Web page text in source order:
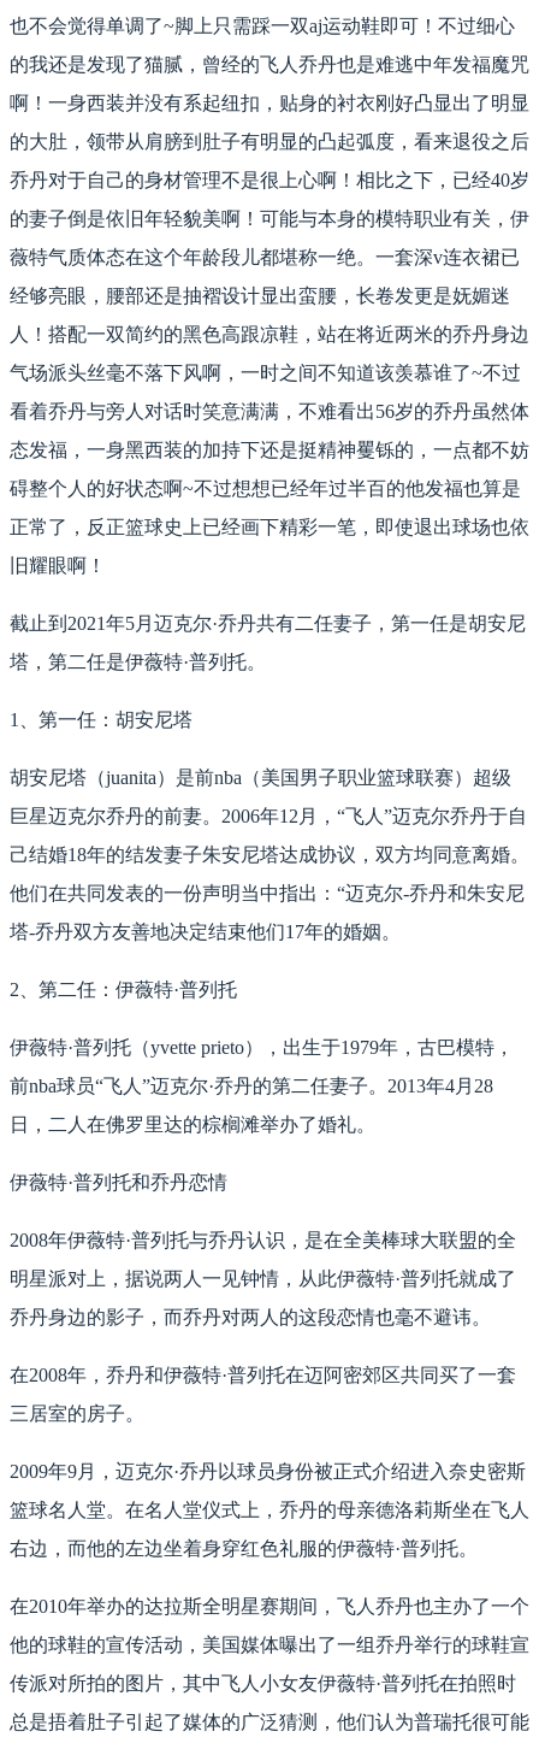
也不会觉得单调了~脚上只需踩一双aj运动鞋即可！不过细心
的我还是发现了猫腻，曾经的飞人乔丹也是难逃中年发福魔咒
啊！一身西装并没有系起纽扣，贴身的衬衣刚好凸显出了明显
的大肚，领带从肩膀到肚子有明显的凸起弧度，看来退役之后
乔丹对于自己的身材管理不是很上心啊！相比之下，已经40岁
的妻子倒是依旧年轻貌美啊！可能与本身的模特职业有关，伊
薇特气质体态在这个年龄段儿都堪称一绝。一套深v连衣裙已
经够亮眼，腰部还是抽褶设计显出蛮腰，长卷发更是妩媚迷
人！搭配一双简约的黑色高跟凉鞋，站在将近两米的乔丹身边
气场派头丝毫不落下风啊，一时之间不知道该羡慕谁了~不过
看着乔丹与旁人对话时笑意满满，不难看出56岁的乔丹虽然体
态发福，一身黑西装的加持下还是挺精神矍铄的，一点都不妨
碍整个人的好状态啊~不过想想已经年过半百的他发福也算是
正常了，反正篮球史上已经画下精彩一笔，即使退出球场也依
旧耀眼啊！
截止到2021年5月迈克尔·乔丹共有二任妻子，第一任是胡安尼
塔，第二任是伊薇特·普列托。
1、第一任：胡安尼塔
胡安尼塔（juanita）是前nba（美国男子职业篮球联赛）超级
巨星迈克尔乔丹的前妻。2006年12月，“飞人”迈克尔乔丹于自
己结婚18年的结发妻子朱安尼塔达成协议，双方均同意离婚。
他们在共同发表的一份声明当中指出：“迈克尔-乔丹和朱安尼
塔-乔丹双方友善地决定结束他们17年的婚姻。
2、第二任：伊薇特·普列托
伊薇特·普列托（yvette prieto），出生于1979年，古巴模特，
前nba球员“飞人”迈克尔·乔丹的第二任妻子。2013年4月28
日，二人在佛罗里达的棕榈滩举办了婚礼。
伊薇特·普列托和乔丹恋情
2008年伊薇特·普列托与乔丹认识，是在全美棒球大联盟的全
明星派对上，据说两人一见钟情，从此伊薇特·普列托就成了
乔丹身边的影子，而乔丹对两人的这段恋情也毫不避讳。
在2008年，乔丹和伊薇特·普列托在迈阿密郊区共同买了一套
三居室的房子。
2009年9月，迈克尔·乔丹以球员身份被正式介绍进入奈史密斯
篮球名人堂。在名人堂仪式上，乔丹的母亲德洛莉斯坐在飞人
右边，而他的左边坐着身穿红色礼服的伊薇特·普列托。
在2010年举办的达拉斯全明星赛期间，飞人乔丹也主办了一个
他的球鞋的宣传活动，美国媒体曝出了一组乔丹举行的球鞋宣
传派对所拍的图片，其中飞人小女友伊薇特·普列托在拍照时
总是捂着肚子引起了媒体的广泛猜测，他们认为普瑞托很可能